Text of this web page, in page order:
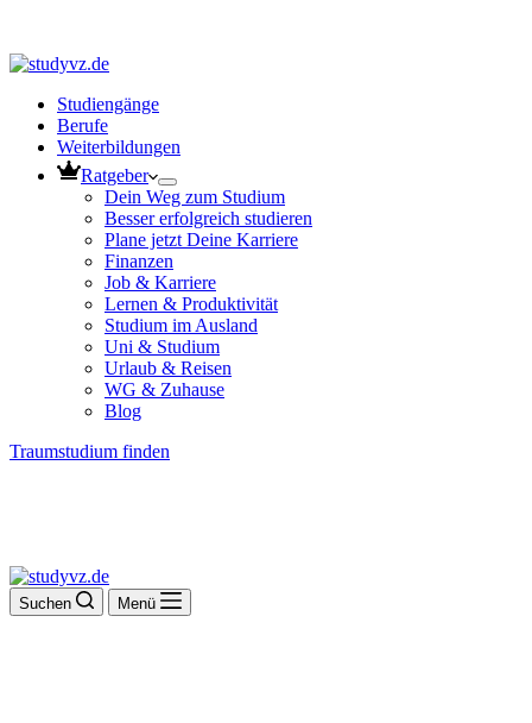
Studiengänge
Berufe
Weiterbildungen
Ratgeber
Dein Weg zum Studium
Besser erfolgreich studieren
Plane jetzt Deine Karriere
Finanzen
Job & Karriere
Lernen & Produktivität
Studium im Ausland
Uni & Studium
Urlaub & Reisen
WG & Zuhause
Blog
Traumstudium finden
Suchen Menü